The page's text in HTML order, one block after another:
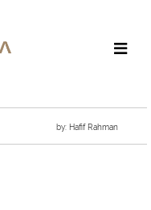
by: Hafif Rahman